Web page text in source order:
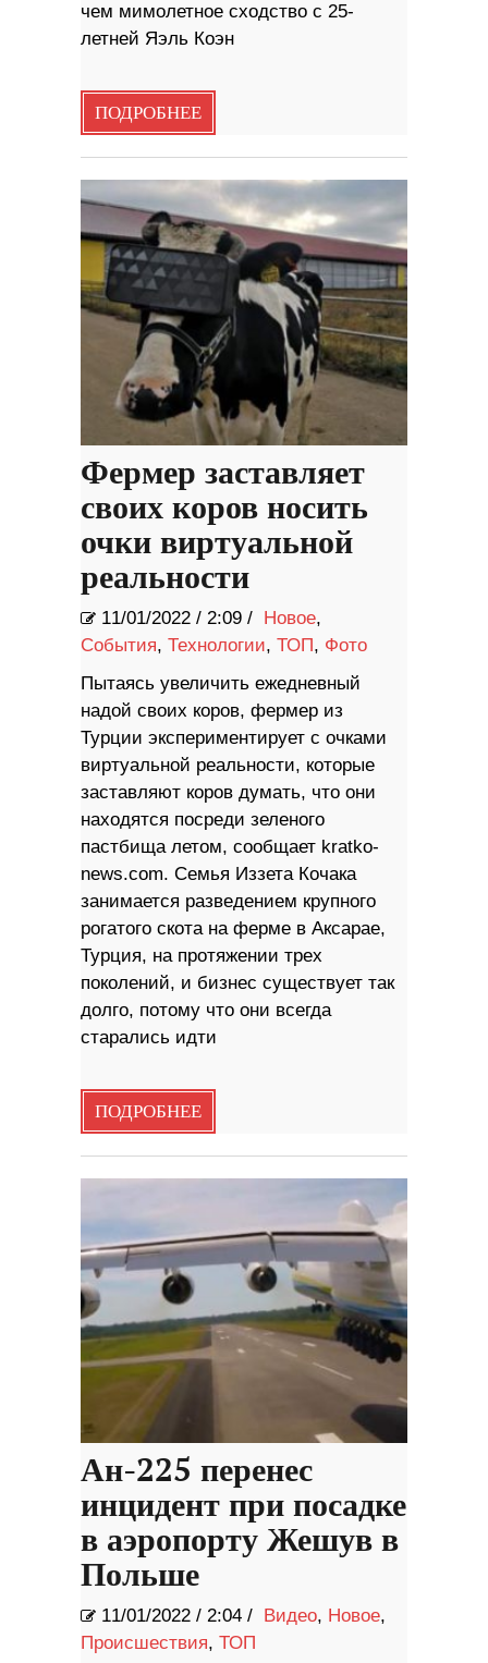
чем мимолетное сходство с 25-
летней Яэль Коэн
ПОДРОБНЕЕ
Фермер заставляет
своих коров носить
очки виртуальной
реальности
11/01/2022 / 2:09 / Новое,
События, Технологии, ТОП, Фото
Пытаясь увеличить ежедневный
надой своих коров, фермер из
Турции экспериментирует с очками
виртуальной реальности, которые
заставляют коров думать, что они
находятся посреди зеленого
пастбища летом, сообщает kratko-
news.com. Семья Иззета Кочака
занимается разведением крупного
рогатого скота на ферме в Аксарае,
Турция, на протяжении трех
поколений, и бизнес существует так
долго, потому что они всегда
старались идти
ПОДРОБНЕЕ
Ан-225 перенес
инцидент при посадке
в аэропорту Жешув в
Польше
11/01/2022 / 2:04 / Видео, Новое,
Происшествия, ТОП